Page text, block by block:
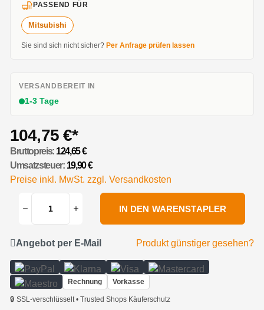
PASSEND FÜR
Mitsubishi
Sie sind sich nicht sicher? Per Anfrage prüfen lassen
VERSANDBEREIT IN
1-3 Tage
104,75 €*
Bruttopreis: 124,65 €
Umsatzsteuer: 19,90 €
Preise inkl. MwSt. zzgl. Versandkosten
IN DEN WARENSTAPLER
Angebot per E-Mail Produkt günstiger gesehen?
Rechnung Vorkasse
🔒 SSL-verschlüsselt • Trusted Shops Käuferschutz